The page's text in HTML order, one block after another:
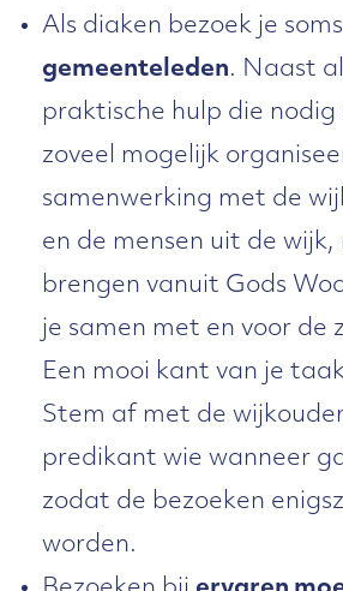
Als diaken bezoek je soms
gemeenteleden. Naast
praktische hulp die nodig
zoveel mogelijk
samenwerking met de
en de mensen uit de
brengen vanuit Gods
je samen met en voor de
Een mooi kant van je
Stem af met de
predikant wie wanneer
zodat de bezoeken
worden.